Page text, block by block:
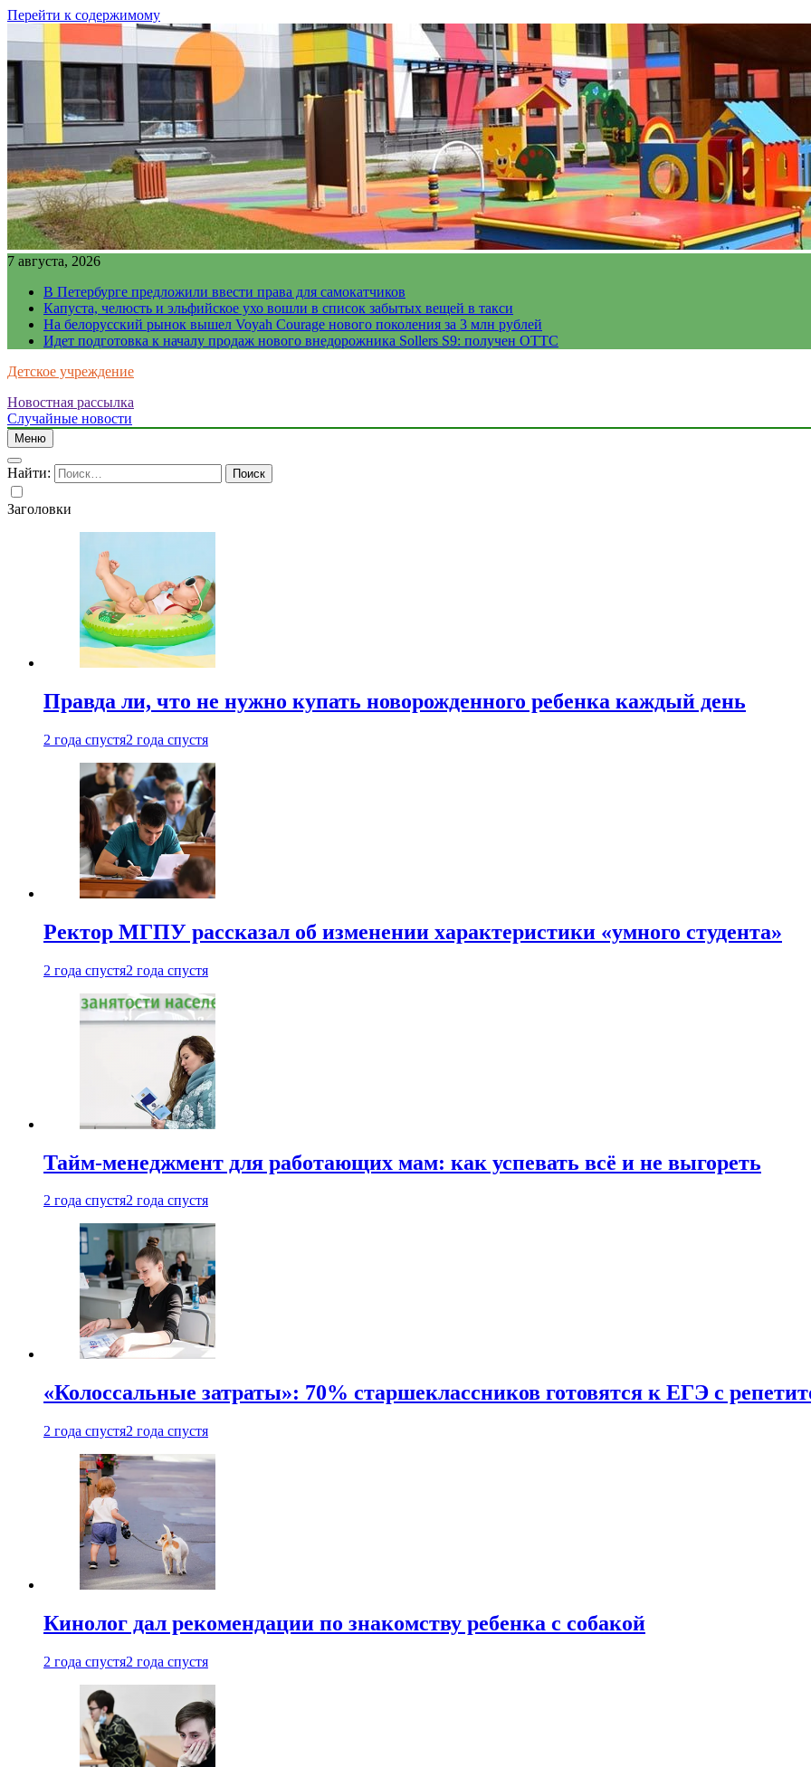
Перейти к содержимому
7 августа, 2026
В Петербурге предложили ввести права для самокатчиков
Капуста, челюсть и эльфийское ухо вошли в список забытых вещей в такси
На белорусский рынок вышел Voyah Courage нового поколения за 3 млн рублей
Идет подготовка к началу продаж нового внедорожника Sollers S9: получен ОТТС
Детское учреждение
Новостная рассылка
Случайные новости
Меню
Найти:
Заголовки
Правда ли, что не нужно купать новорожденного ребенка каждый день
2 года спустя2 года спустя
Ректор МГПУ рассказал об изменении характеристики «умного студента»
2 года спустя2 года спустя
Тайм-менеджмент для работающих мам: как успевать всё и не выгореть
2 года спустя2 года спустя
«Колоссальные затраты»: 70% старшеклассников готовятся к ЕГЭ с
2 года спустя2 года спустя
Кинолог дал рекомендации по знакомству ребенка с собакой
2 года спустя2 года спустя